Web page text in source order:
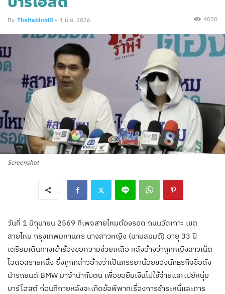
By ThaitabloidB - 1 มิ.ย. 2026 4030
Screenshot
วันที่ 1 มิถุนายน 2569 ที่เพจสายไหมต้องรอด ถนนวัดเกาะ เขต
สายไหม กรุงเทพมหานคร นางสาวหญิง (นามสมมติ) อายุ 33 ปี
เตรียมเดินทางเข้าร้องขอความช่วยเหลือ หลังอ้างว่าถูกหญิงสาวเน็ต
ไอดอลรายหนึ่ง ซึ่งถูกกล่าวอ้างว่าเป็นภรรยาน้อยของนักธุรกิจชื่อดัง
นำรถยนต์ BMW มาจำนำกับตน เพื่อขอยืมเงินไปใช้จ่ายและเปย์หนุ่ม
บาร์โฮสต์ ก่อนที่ภายหลังจะเกิดข้อพิพาทเรื่องการชำระหนี้และการ